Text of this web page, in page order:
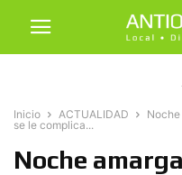
Inicio ACTUALIDAD
se le complica...
Noche